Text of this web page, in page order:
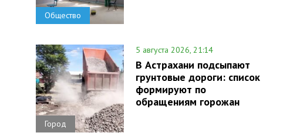
Общество
Город
5 августа 2026, 21:14
В Астрахани подсыпают
грунтовые дороги: список
формируют по
обращениям горожан